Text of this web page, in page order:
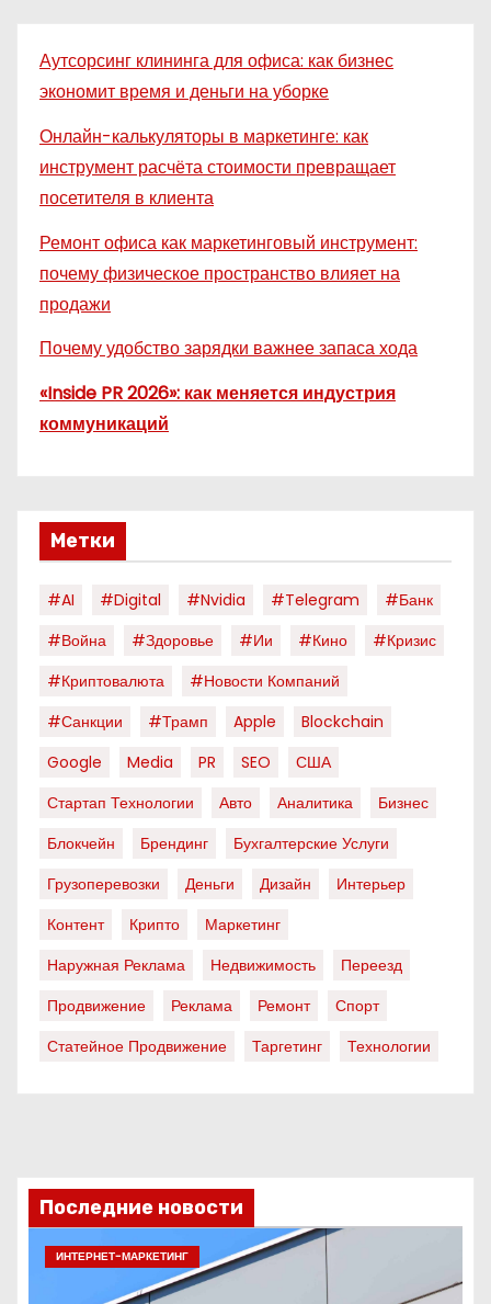
Аутсорсинг клининга для офиса: как бизнес
экономит время и деньги на уборке
Онлайн-калькуляторы в маркетинге: как
инструмент расчёта стоимости превращает
посетителя в клиента
Ремонт офиса как маркетинговый инструмент:
почему физическое пространство влияет на
продажи
Почему удобство зарядки важнее запаса хода
«Inside PR 2026»: как меняется индустрия
коммуникаций
Метки
#AI #digital #nvidia #telegram
#банк
#война
#здоровье #ии #кино
#кризис
#криптовалюта
#новости Компаний
#санкции
#трамп Apple
Blockchain
Google
Media PR SEO
США
Стартап Технологии
Авто Аналитика
Бизнес
Блокчейн
Брендинг
Бухгалтерские Услуги
Грузоперевозки
Деньги Дизайн
Интерьер
Контент
Крипто
Маркетинг
Наружная Реклама
Недвижимость
Переезд
Продвижение
Реклама Ремонт
Спорт
Статейное Продвижение
Таргетинг Технологии
Последние новости
ИНТЕРНЕТ-МАРКЕТИНГ